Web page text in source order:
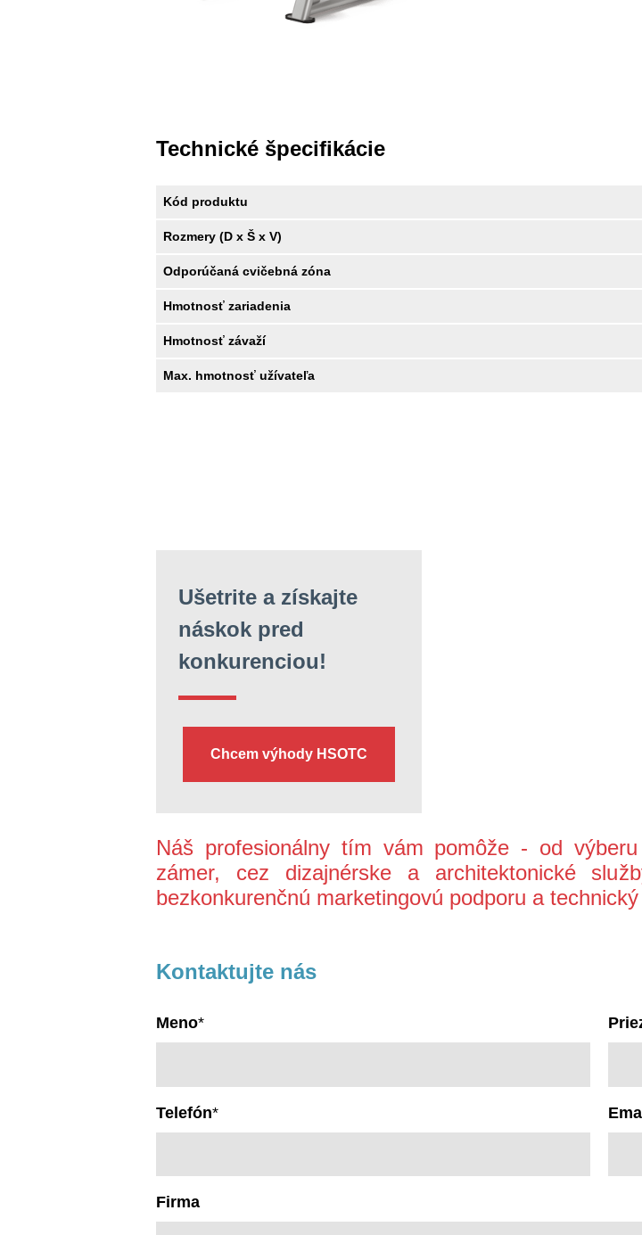
Technické špecifikácie
Kód produktu
Rozmery (D x Š x V)
Odporúčaná cvičebná zóna
Hmotnosť zariadenia
Hmotnosť závaží
Max. hmotnosť užívateľa
Ušetrite a získajte
náskok pred
konkurenciou!
Chcem výhody HSOTC
Náš profesionálny tím vám pomôže - od
zámer, cez dizajnérske a architektonické
bezkonkurenčnú marketingovú podporu a
Kontaktujte nás
Meno*
Telefón*
Firma